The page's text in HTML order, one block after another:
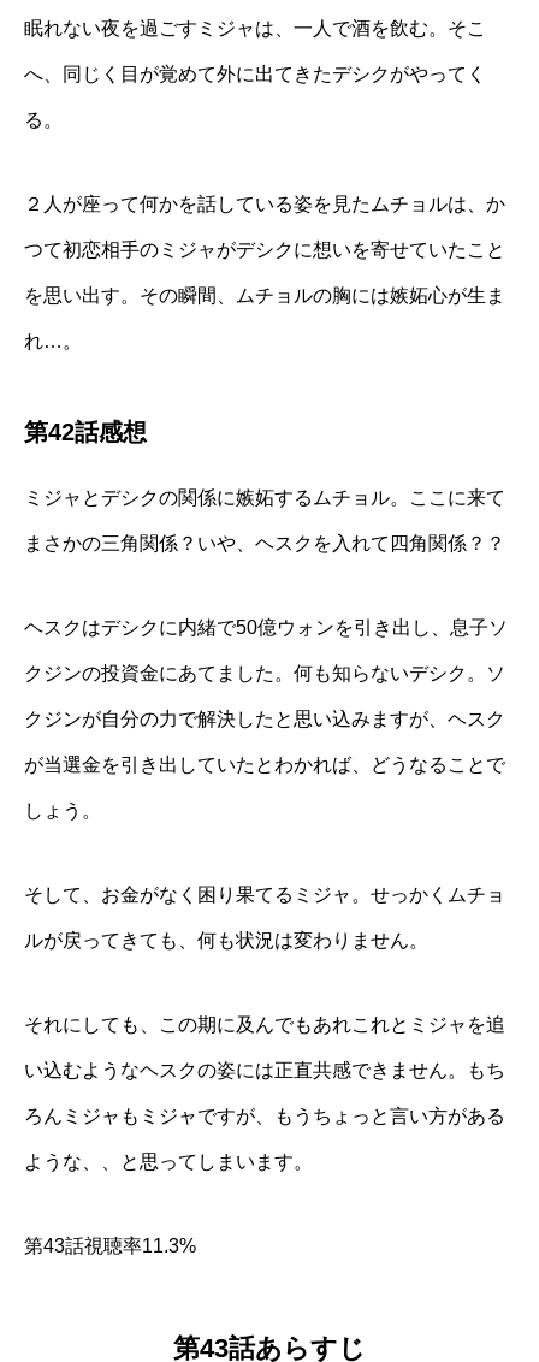
眠れない夜を過ごすミジャは、一人で酒を飲む。そこ
へ、同じく目が覚めて外に出てきたデシクがやってく
る。
２人が座って何かを話している姿を見たムチョルは、か
つて初恋相手のミジャがデシクに想いを寄せていたこと
を思い出す。その瞬間、ムチョルの胸には嫉妬心が生ま
れ…。
第42話感想
ミジャとデシクの関係に嫉妬するムチョル。ここに来て
まさかの三角関係？いや、ヘスクを入れて四角関係？？
ヘスクはデシクに内緒で50億ウォンを引き出し、息子ソ
クジンの投資金にあてました。何も知らないデシク。ソ
クジンが自分の力で解決したと思い込みますが、ヘスク
が当選金を引き出していたとわかれば、どうなることで
しょう。
そして、お金がなく困り果てるミジャ。せっかくムチョ
ルが戻ってきても、何も状況は変わりません。
それにしても、この期に及んでもあれこれとミジャを追
い込むようなヘスクの姿には正直共感できません。もち
ろんミジャもミジャですが、もうちょっと言い方がある
ような、、と思ってしまいます。
第43話視聴率11.3%
第43話あらすじ